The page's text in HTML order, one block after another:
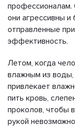
профессионалам.
они агрессивны
отправленные
эффективность.
Летом, когда
влажным из
привлекает
пить кровь,
проколов, чтобы
рукой